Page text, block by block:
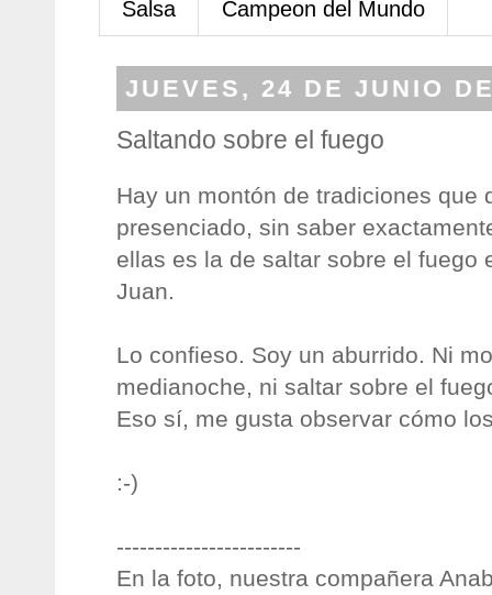
Salsa Campeon del Mundo
JUEVES, 24 DE JUNIO
Saltando sobre el fuego
Hay un montón de tradiciones que
presenciado, sin saber
ellas es la de saltar sobre el fuego
Juan.
Lo confieso. Soy un aburrido. Ni
medianoche, ni saltar sobre el
Eso sí, me gusta observar cómo
:-)
------------------------
En la foto, nuestra compañera